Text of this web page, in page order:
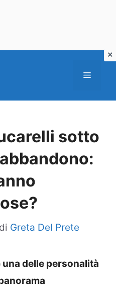
Menu
sotto
di Greta Del Prete
delle personalità